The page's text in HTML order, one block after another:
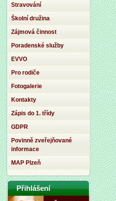
Stravování
Školní družina
Zájmová činnost
Poradenské služby
EVVO
Pro rodiče
Fotogalerie
Kontakty
Zápis do 1. třídy
GDPR
Povinně zveřejňované
informace
MAP Plzeň
Přihlášení